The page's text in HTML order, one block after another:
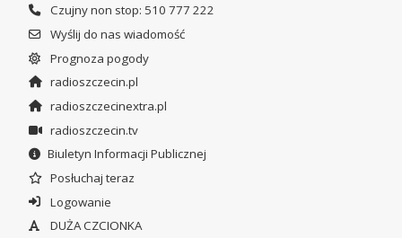
Czujny non stop: 510 777 222
Wyślij do nas wiadomość
Prognoza pogody
radioszczecin.pl
radioszczecinextra.pl
radioszczecin.tv
Biuletyn Informacji Publicznej
Posłuchaj teraz
Logowanie
DUŻA CZCIONKA